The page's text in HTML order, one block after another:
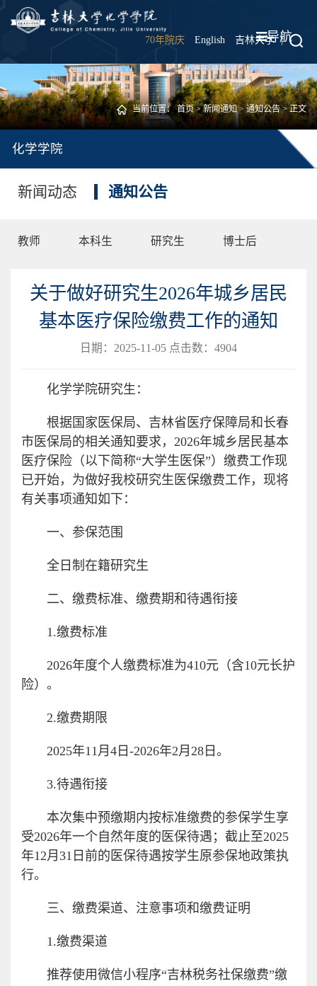
70年院庆 English 吉林大学 |
导航
当前位置：首页>新闻通知>通知公告> 正文
化学学院
新闻动态 通知公告
教师 本科生 研究生 博士后
关于做好研究生2026年城乡居民
基本医疗保险缴费工作的通知
日期：2025-11-05 点击数： 4904
化学学院研究生：
根据国家医保局、吉林省医疗保障局和长春
市医保局的相关通知要求，2026年城乡居民基本
医疗保险（以下简称“大学生医保”）缴费工作现
已开始，为做好我校研究生医保缴费工作，现将
有关事项通知如下：
一、参保范围
全日制在籍研究生
二、缴费标准、缴费期和待遇衔接
1.缴费标准
2026年度个人缴费标准为410元（含10元长护
险）。
2.缴费期限
2025年11月4日-2026年2月28日。
3.待遇衔接
本次集中预缴期内按标准缴费的参保学生享
受2026年一个自然年度的医保待遇；截止至2025
年12月31日前的医保待遇按学生原参保地政策执
行。
三、缴费渠道、注意事项和缴费证明
1.缴费渠道
推荐使用微信小程序“吉林税务社保缴费”缴